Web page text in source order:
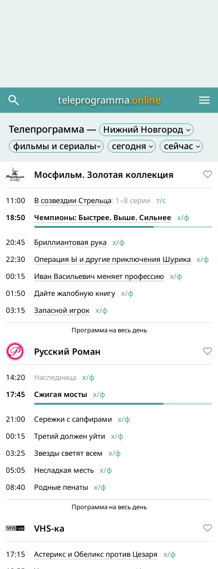
teleprogramma.online
Телепрограмма — Нижний Новгород
Мосфильм. Золотая коллекция
11:00 В созвездии Стрельца: 1–8 серии т/с
18:50
Чемпионы: Быстрее. Выше. Сильнее х/ф
20:45 Бриллиантовая рука х/ф
22:30
Операция Ы и другие приключения Шурика х/ф
00:15
Иван Васильевич меняет профессию х/ф
01:50
Дайте жалобную книгу х/ф
03:15
Запасной игрок х/ф
Программа на весь день
Русский Роман
14:20 Наследница х/ф
17:45
Сжигая мосты х/ф
21:00 Сережки с сапфирами х/ф
00:15
Третий должен уйти х/ф
03:25
Звезды светят всем х/ф
05:05
Несладкая месть х/ф
08:40
Родные пенаты х/ф
Программа на весь день
VHS-ка
17:15 Астерикс и Обеликс против Цезаря х/ф